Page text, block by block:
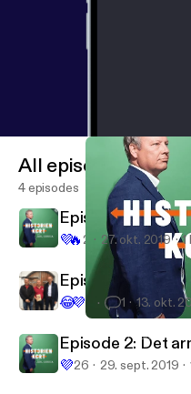
Historien kort –
All episodes
4 episodes
Episode 4: Røde
💜🔥 2 27. okt. 2019 1
Episode 3:
😂💜 1 13. okt.
Episode 2: Det
💜26 29. sept. 2019